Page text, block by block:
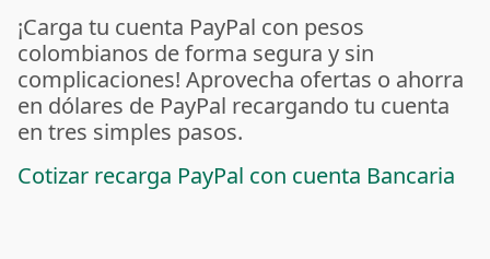
¡Carga tu cuenta PayPal con pesos
colombianos de forma segura y sin
complicaciones! Aprovecha ofertas o ahorra
en dólares de PayPal recargando tu cuenta
en tres simples pasos.
Cotizar recarga PayPal con cuenta Bancaria